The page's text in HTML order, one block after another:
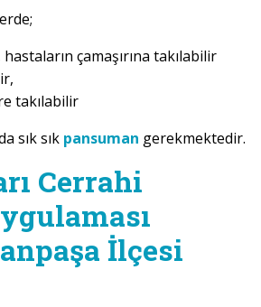
çamaşırına takılabilir
takılabilir
sık sık pansuman gerekmektedir.
Cerrahi
İlçesi